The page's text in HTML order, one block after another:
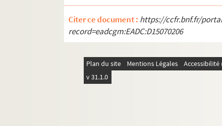
Citer ce document : https://ccfr.bnf.fr/
record=eadcgm:EADC:D15070206
Plan du site Mentions Légales
v 31.1.0